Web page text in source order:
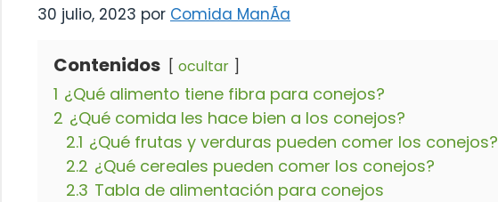
30 julio, 2023 por Comida ManÃ­a
Contenidos ocultar
1 ¿Qué alimento tiene fibra para conejos?
2 ¿Qué comida les hace bien a los conejos?
2.1 ¿Qué frutas y verduras pueden comer los conejos?
2.2 ¿Qué cereales pueden comer los conejos?
2.3 Tabla de alimentación para conejos